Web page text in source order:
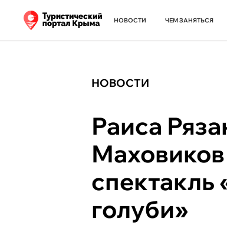
НОВОСТИ ЧЕМ ЗАНЯТЬСЯ
НОВОСТИ
Раиса
голуби»